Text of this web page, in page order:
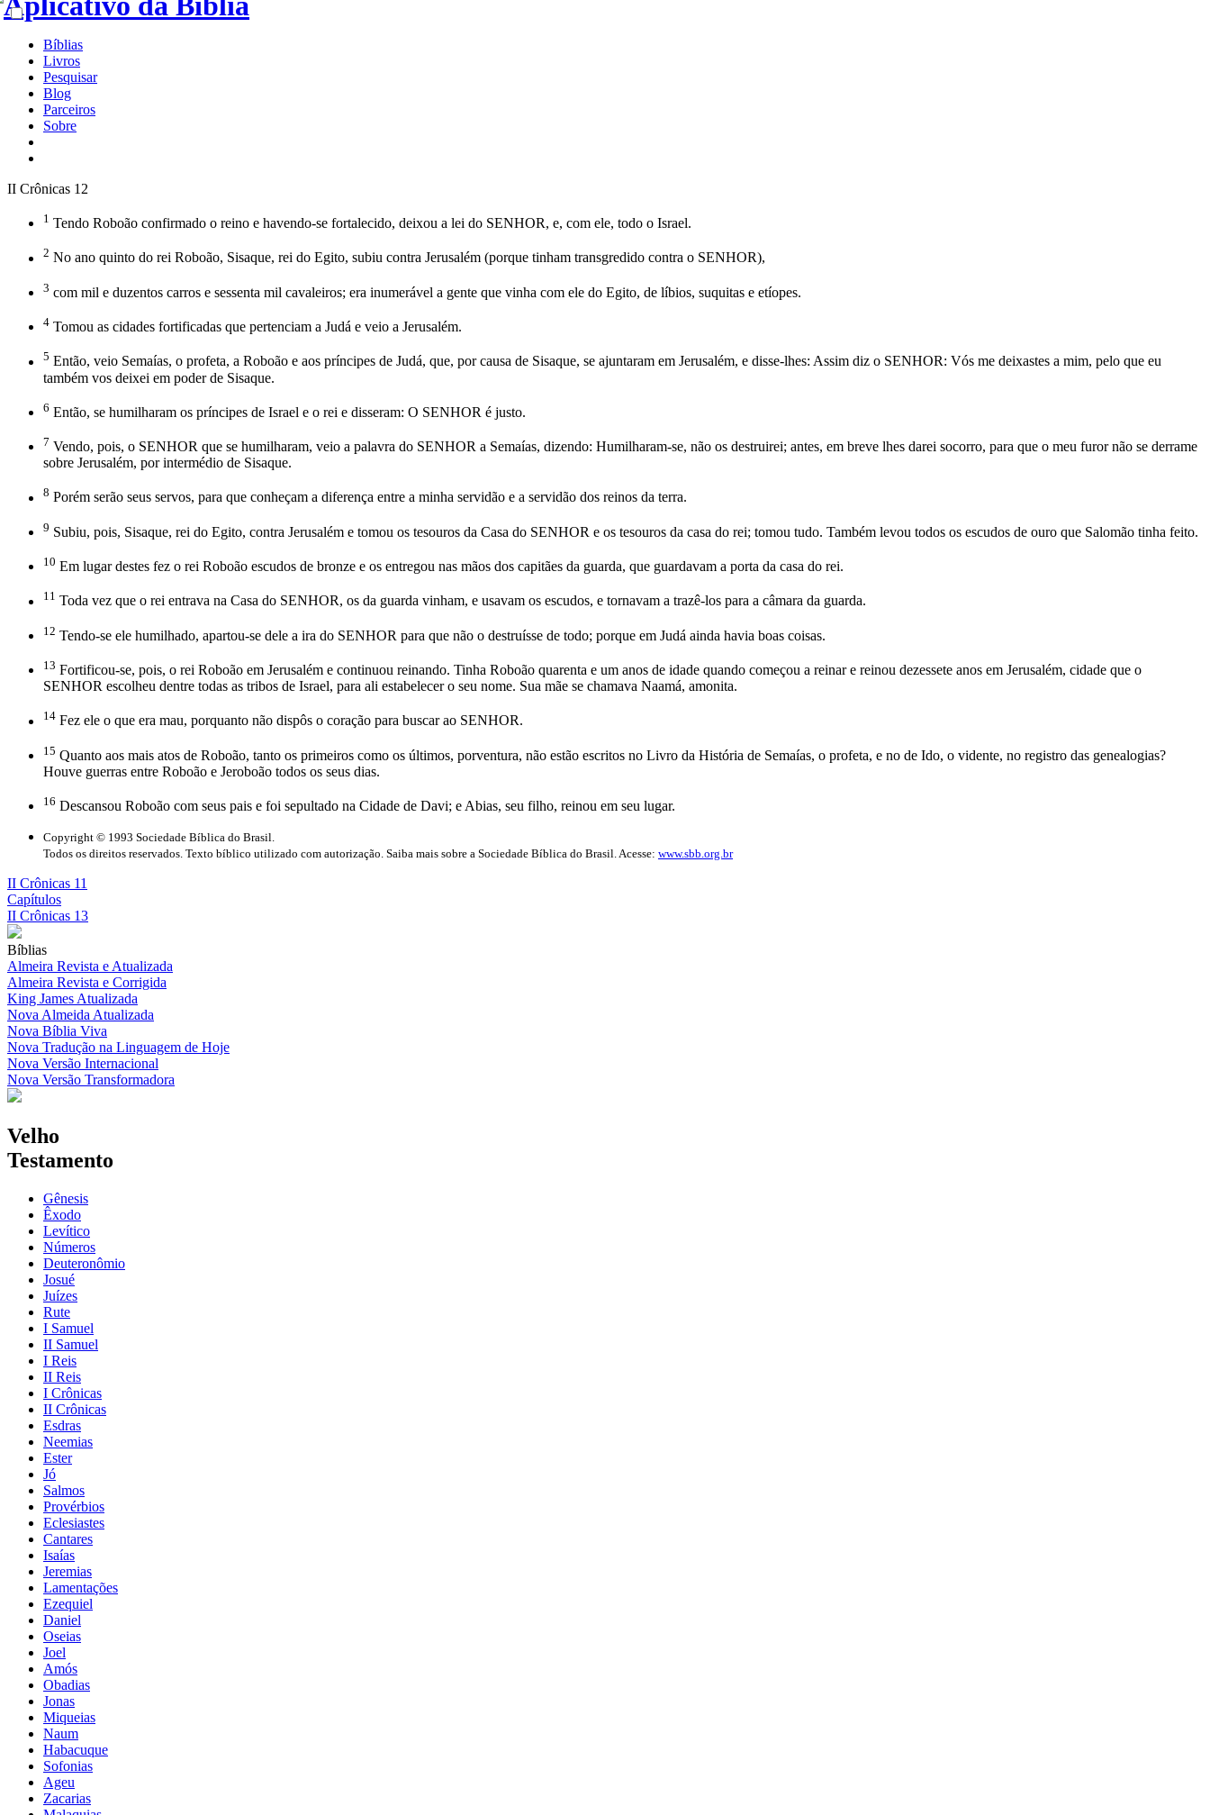
Bíblias
Livros
Pesquisar
Blog
Parceiros
Sobre
II Crônicas 12
1 Tendo Roboão confirmado o reino e havendo-se fortalecido, deixou a lei do SENHOR, e, com ele, todo o Israel.
2 No ano quinto do rei Roboão, Sisaque, rei do Egito, subiu contra Jerusalém (porque tinham transgredido contra o SENHOR),
3 com mil e duzentos carros e sessenta mil cavaleiros; era inumerável a gente que vinha com ele do Egito, de líbios, suquitas e etíopes.
4 Tomou as cidades fortificadas que pertenciam a Judá e veio a Jerusalém.
5 Então, veio Semaías, o profeta, a Roboão e aos príncipes de Judá, que, por causa de Sisaque, se ajuntaram em Jerusalém, e disse-lhes: Assim diz o SENHOR: Vós me deixastes a mim, pelo que eu
também vos deixei em poder de Sisaque.
6 Então, se humilharam os príncipes de Israel e o rei e disseram: O SENHOR é justo.
7 Vendo, pois, o SENHOR que se humilharam, veio a palavra do SENHOR a Semaías, dizendo: Humilharam-se, não os destruirei; antes, em breve lhes darei socorro, para que o meu furor não se derrame
sobre Jerusalém, por intermédio de Sisaque.
8 Porém serão seus servos, para que conheçam a diferença entre a minha servidão e a servidão dos reinos da terra.
9 Subiu, pois, Sisaque, rei do Egito, contra Jerusalém e tomou os tesouros da Casa do SENHOR e os tesouros da casa do rei; tomou tudo. Também levou todos os escudos de ouro que Salomão tinha feito.
10 Em lugar destes fez o rei Roboão escudos de bronze e os entregou nas mãos dos capitães da guarda, que guardavam a porta da casa do rei.
11 Toda vez que o rei entrava na Casa do SENHOR, os da guarda vinham, e usavam os escudos, e tornavam a trazê-los para a câmara da guarda.
12 Tendo-se ele humilhado, apartou-se dele a ira do SENHOR para que não o destruísse de todo; porque em Judá ainda havia boas coisas.
13 Fortificou-se, pois, o rei Roboão em Jerusalém e continuou reinando. Tinha Roboão quarenta e um anos de idade quando começou a reinar e reinou dezessete anos em Jerusalém, cidade que o
SENHOR escolheu dentre todas as tribos de Israel, para ali estabelecer o seu nome. Sua mãe se chamava Naamá, amonita.
14 Fez ele o que era mau, porquanto não dispôs o coração para buscar ao SENHOR.
15 Quanto aos mais atos de Roboão, tanto os primeiros como os últimos, porventura, não estão escritos no Livro da História de Semaías, o profeta, e no de Ido, o vidente, no registro das genealogias?
Houve guerras entre Roboão e Jeroboão todos os seus dias.
16 Descansou Roboão com seus pais e foi sepultado na Cidade de Davi; e Abias, seu filho, reinou em seu lugar.
Copyright © 1993 Sociedade Bíblica do Brasil.
Todos os direitos reservados. Texto bíblico utilizado com autorização. Saiba mais sobre a Sociedade Bíblica do Brasil. Acesse: www.sbb.org.br
II Crônicas 11
Capítulos
II Crônicas 13
Bíblias
Almeira Revista e Atualizada
Almeira Revista e Corrigida
King James Atualizada
Nova Almeida Atualizada
Nova Bíblia Viva
Nova Tradução na Linguagem de Hoje
Nova Versão Internacional
Nova Versão Transformadora
Velho
Testamento
Gênesis
Êxodo
Levítico
Números
Deuteronômio
Josué
Juízes
Rute
I Samuel
II Samuel
I Reis
II Reis
I Crônicas
II Crônicas
Esdras
Neemias
Ester
Jó
Salmos
Provérbios
Eclesiastes
Cantares
Isaías
Jeremias
Lamentações
Ezequiel
Daniel
Oseias
Joel
Amós
Obadias
Jonas
Miqueias
Naum
Habacuque
Sofonias
Ageu
Zacarias